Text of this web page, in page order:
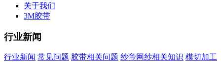
关于我们
3M胶带
行业新闻
行业新闻 常见问题 胶带相关问题 纱帝网纱相关知识 模切加工